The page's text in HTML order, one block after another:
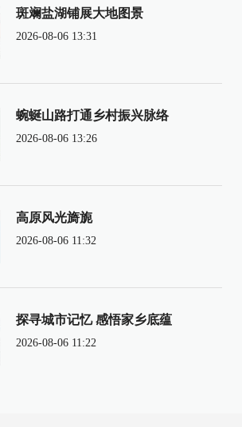
斑斓盐湖铺展大地图景
2026-08-06 13:31
蜿蜒山路打通乡村振兴脉络
2026-08-06 13:26
高原风光旖旎
2026-08-06 11:32
探寻城市记忆 感悟家乡底蕴
2026-08-06 11:22